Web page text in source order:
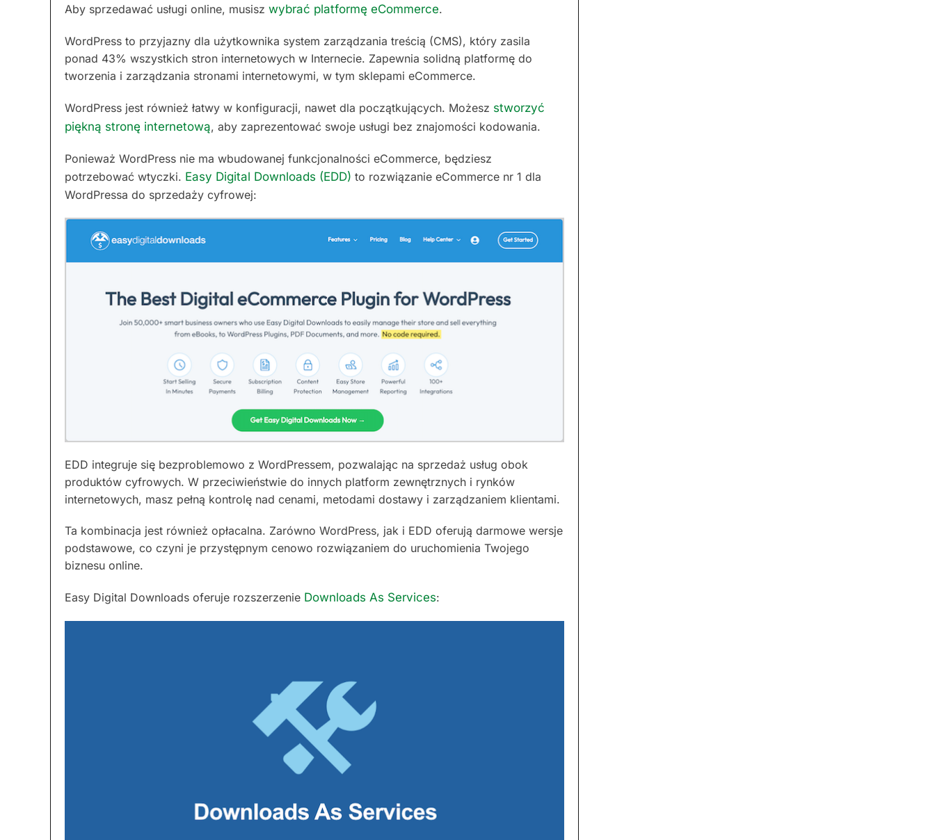
Aby sprzedawać usługi online, musisz wybrać platformę eCommerce.
WordPress to przyjazny dla użytkownika system zarządzania treścią (CMS), który zasila
ponad 43% wszystkich stron internetowych w Internecie. Zapewnia solidną platformę do
tworzenia i zarządzania stronami internetowymi, w tym sklepami eCommerce.
WordPress jest również łatwy w konfiguracji, nawet dla początkujących. Możesz stworzyć
piękną stronę internetową, aby zaprezentować swoje usługi bez znajomości kodowania.
Ponieważ WordPress nie ma wbudowanej funkcjonalności eCommerce, będziesz
potrzebować wtyczki. Easy Digital Downloads (EDD) to rozwiązanie eCommerce nr 1 dla
WordPressa do sprzedaży cyfrowej:
EDD integruje się bezproblemowo z WordPressem, pozwalając na sprzedaż usług obok
produktów cyfrowych. W przeciwieństwie do innych platform zewnętrznych i rynków
internetowych, masz pełną kontrolę nad cenami, metodami dostawy i zarządzaniem klientami.
Ta kombinacja jest również opłacalna. Zarówno WordPress, jak i EDD oferują darmowe wersje
podstawowe, co czyni je przystępnym cenowo rozwiązaniem do uruchomienia Twojego
biznesu online.
Easy Digital Downloads oferuje rozszerzenie Downloads As Services: